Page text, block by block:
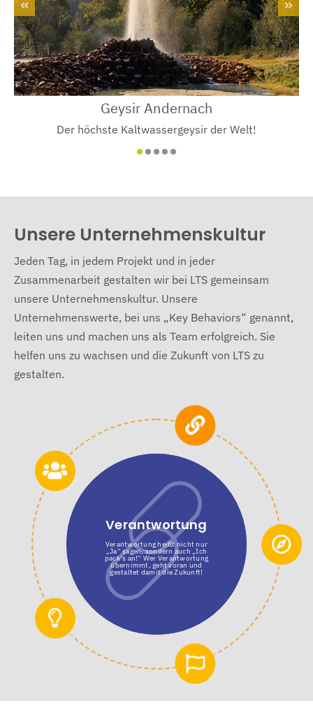
Geysir Andernach
Der höchste Kaltwassergeysir der Welt!
Unsere Unternehmens­kultur
Jeden Tag, in jedem Projekt und in jeder
Zusammenarbeit gestalten wir bei LTS gemeinsam
unsere Unternehmenskultur. Unsere
Unternehmenswerte, bei uns „Key Behaviors“ genannt,
leiten uns und machen uns als Team erfolgreich. Sie
helfen uns zu wachsen und die Zukunft von LTS zu
gestalten.
Verantwortung
Verantwortung heißt nicht nur
„Ja“ sagen, sondern auch „Ich
pack’s an!“ Wer Verantwortung
übernimmt, geht voran und
gestaltet damit die Zukunft!